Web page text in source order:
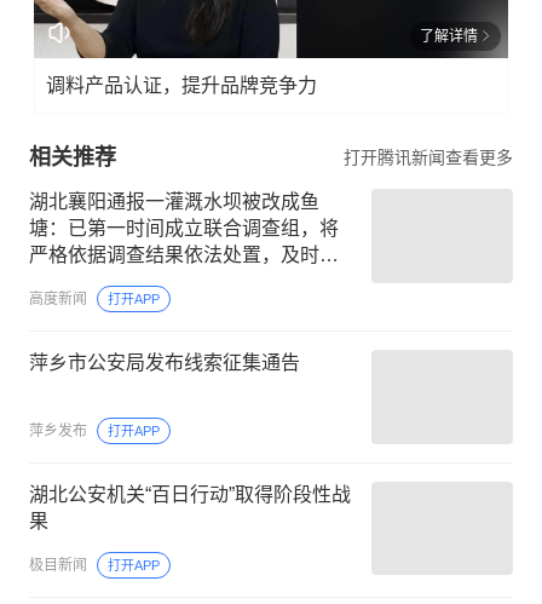
了解详情
调料产品认证，提升品牌竞争力
相关推荐 打开腾讯新闻查看更多
湖北襄阳通报一灌溉水坝被改成鱼
塘：已第一时间成立联合调查组，将
严格依据调查结果依法处置，及时、
准确、公开向社会发布相关情况
高度新闻 打开APP
萍乡市公安局发布线索征集通告
萍乡发布 打开APP
湖北公安机关“百日行动”取得阶段性战
果
极目新闻 打开APP